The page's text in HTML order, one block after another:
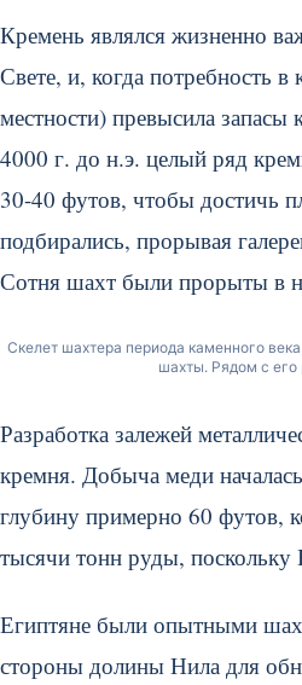
Кремень являлся жизненно
Свете, и, когда потребность
местности) превысила
4000 г. до н.э. целый ряд
30-40 футов, чтобы достичь
подбирались, прорывая
Сотня шахт были прорыты в
Скелет шахтера периода каменного
шахты. Рядом с его
Разработка залежей
кремня. Добыча меди
глубину примерно 60 футов,
тысячи тонн руды, поскольку
Египтяне были опытными
стороны долины Нила для